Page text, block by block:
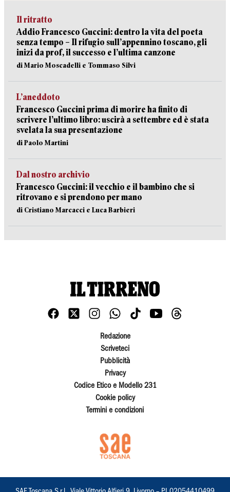
Il ritratto
Addio Francesco Guccini: dentro la vita del poeta
senza tempo – Il rifugio sull’appennino toscano, gli
inizi da prof, il successo e l’ultima canzone
di Mario Moscadelli e Tommaso Silvi
L’aneddoto
Francesco Guccini prima di morire ha finito di
scrivere l’ultimo libro: uscirà a settembre ed è stata
svelata la sua presentazione
di Paolo Martini
Dal nostro archivio
Francesco Guccini: il vecchio e il bambino che si
ritrovano e si prendono per mano
di Cristiano Marcacci e Luca Barbieri
Redazione
Scriveteci
Pubblicità
Privacy
Codice Etico e Modello 231
Cookie policy
Termini e condizioni